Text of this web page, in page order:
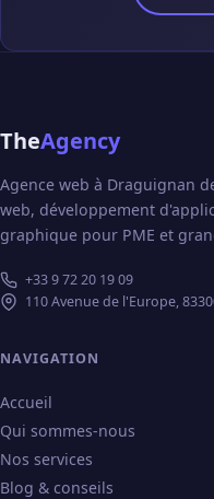
TheAgency
Agence web à Draguignan
web, développement
graphique pour PME et
+33 9 72 20 19 09
110 Avenue de l'Europe,
NAVIGATION
Accueil
Qui sommes-nous
Nos services
Blog & conseils